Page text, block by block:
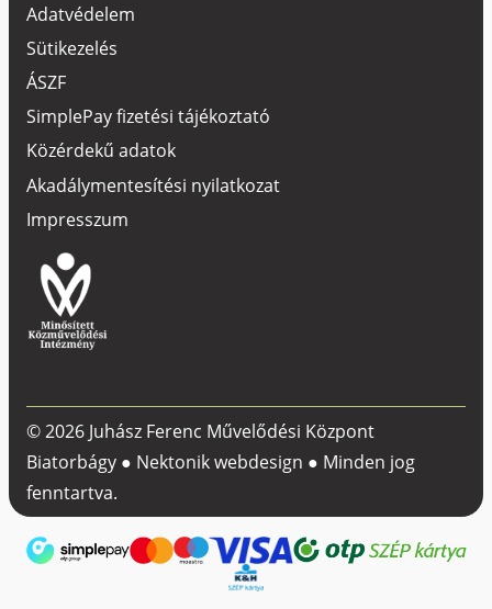
Adatvédelem
Sütikezelés
ÁSZF
SimplePay fizetési tájékoztató
Közérdekű adatok
Akadálymentesítési nyilatkozat
Impresszum
© 2026 Juhász Ferenc Művelődési Központ
Biatorbágy ● Nektonik webdesign ● Minden jog
fenntartva.